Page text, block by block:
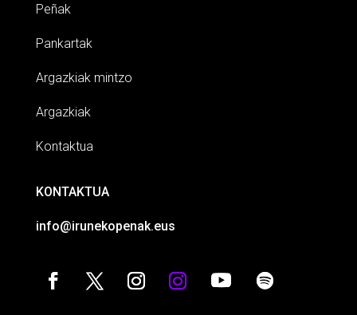
Peñak
Pankartak
Argazkiak mintzo
Argazkiak
Kontaktua
KONTAKTUA
info@irunekopenak.eus